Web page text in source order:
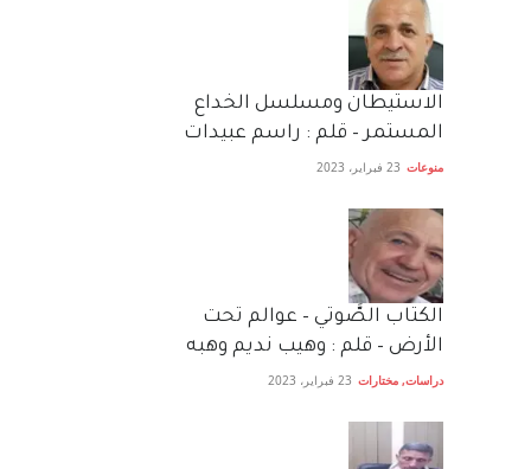
الاستيطان ومسلسل الخداع
المستمر – قلم : راسم عبيدات
منوعات 23 فبراير، 2023
الكتاب الصَّوتي – عوالم تحت
الأرض – قلم : وهيب نديم وهبه
دراسات, مختارات 23 فبراير، 2023